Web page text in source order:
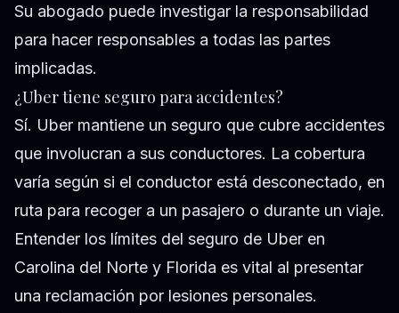
Su abogado puede investigar la responsabilidad
para hacer responsables a todas las partes
implicadas.
¿Uber tiene seguro para accidentes?
Sí. Uber mantiene un seguro que cubre accidentes
que involucran a sus conductores. La cobertura
varía según si el conductor está desconectado, en
ruta para recoger a un pasajero o durante un viaje.
Entender los límites del seguro de Uber en
Carolina del Norte y Florida es vital al presentar
una reclamación por lesiones personales.